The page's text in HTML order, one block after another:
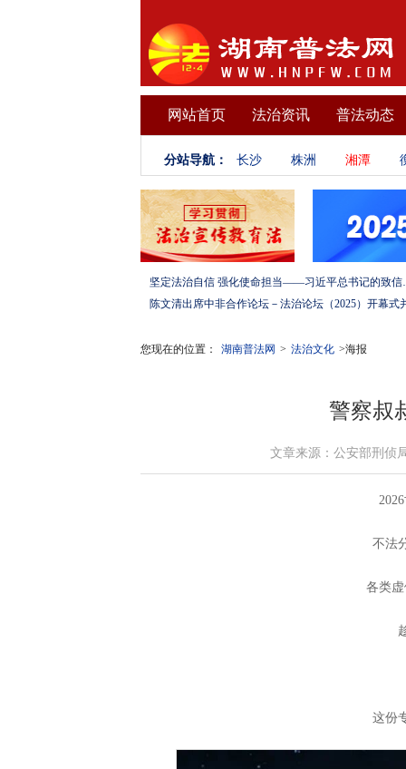
网站首页 法治资讯 普法动态
分站导航： 长沙 株洲 湘潭
坚定法治自信 强化使
您现在的位置： 湖南普法网 > 法治文化 >海报
警察叔
文章来源：公安部刑
不法
各类
这份